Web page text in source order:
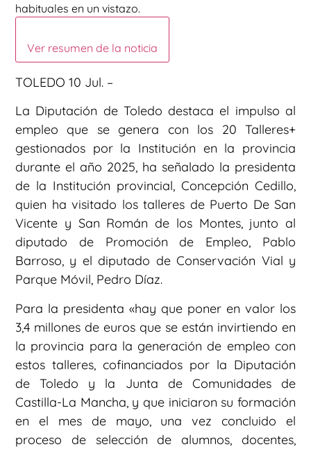
habituales en un vistazo.
Ver resumen de la noticia
TOLEDO 10 Jul. –
La Diputación de Toledo destaca el impulso al
empleo que se genera con los 20 Talleres+
gestionados por la Institución en la provincia
durante el año 2025, ha señalado la presidenta
de la Institución provincial, Concepción Cedillo,
quien ha visitado los talleres de Puerto De San
Vicente y San Román de los Montes, junto al
diputado de Promoción de Empleo, Pablo
Barroso, y el diputado de Conservación Vial y
Parque Móvil, Pedro Díaz.
Para la presidenta «hay que poner en valor los
3,4 millones de euros que se están invirtiendo en
la provincia para la generación de empleo con
estos talleres, cofinanciados por la Diputación
de Toledo y la Junta de Comunidades de
Castilla-La Mancha, y que iniciaron su formación
en el mes de mayo, una vez concluido el
proceso de selección de alumnos, docentes,